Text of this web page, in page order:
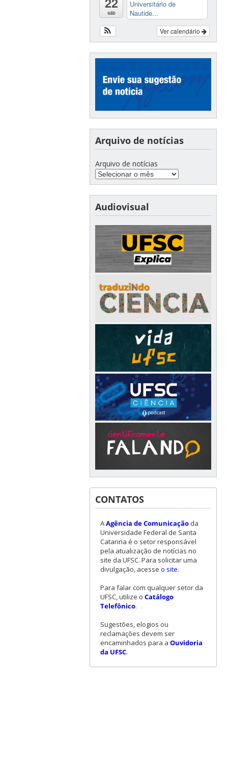
sáb
Universitário de
Nautide...
Ver calendário
Arquivo de notícias
Arquivo de notícias
Audiovisual
CONTATOS
AAgência de Comunicaçãoda
Universidade Federal de Santa
Catarina é o setor responsável
pela atualização de notícias no
site da UFSC. Para solicitar uma
divulgação, acesse o site.
Para falar com qualquer setor da
UFSC, utilize o Catálogo
Telefônico.
Sugestões, elogios ou
reclamações devem ser
encaminhados para a Ouvidoria
da UFSC.